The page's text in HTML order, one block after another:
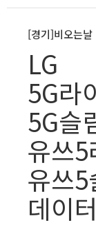
[경기]비오는날
LG
5G라
5G슬
유쓰
유쓰
데이